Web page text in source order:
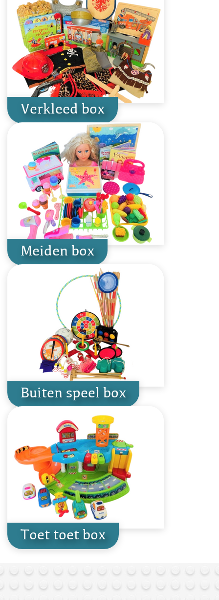
Verkleed box
Meiden box
Buiten speel box
Toet toet box